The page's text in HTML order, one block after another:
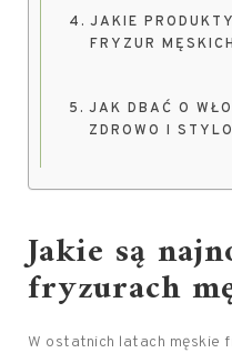
JAKIE
FRYZUR
JAK DBAĆ O
ZDROWO I
Jakie są
fryzurach
W ostatnich latach męskie